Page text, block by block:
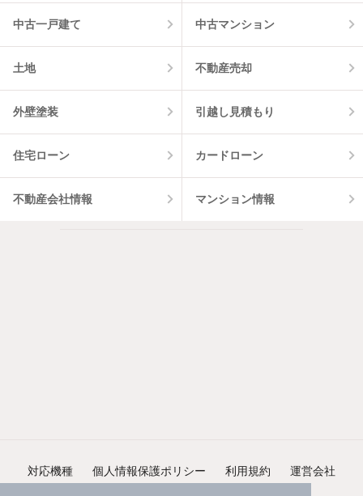
中古一戸建て 中古マンション
土地 不動産売却
外壁塗装 引越し見積もり
住宅ローン カードローン
不動産会社情報 マンション情報
対応機種 個人情報保護ポリシー 利用規約 運営会社